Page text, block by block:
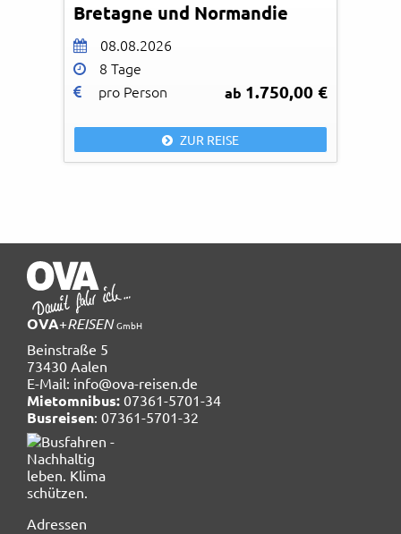
Bretagne und Normandie
08.08.2026
8 Tage
pro Person
ab 1.750,00 €
ZUR REISE
OVA+REISEN GmbH
Beinstraße 5
73430 Aalen
E-Mail: info@ova-reisen.de
Mietomnibus: 07361-5701-34
Busreisen: 07361-5701-32
Navigation
Adressen